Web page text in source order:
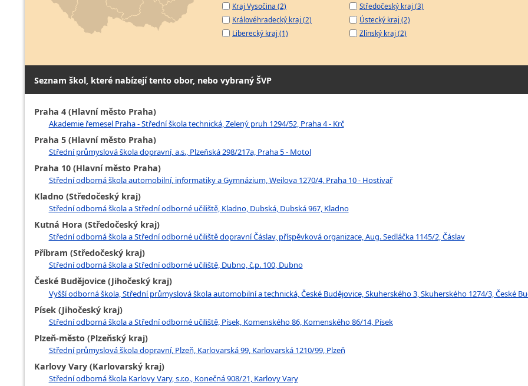
Kraj Vysočina (2)
Královéhradecký kraj (2)
Liberecký kraj (1)
Středočeský kraj (3)
Ústecký kraj (2)
Zlínský kraj (2)
Seznam škol, které nabízejí tento obor, nebo vybraný ŠVP
Praha 4 (Hlavní město Praha)
Akademie řemesel Praha - Střední škola technická, Zelený pruh 1294/52, Praha 4 - Krč
Praha 5 (Hlavní město Praha)
Střední průmyslová škola dopravní, a.s., Plzeňská 298/217a, Praha 5 - Motol
Praha 10 (Hlavní město Praha)
Střední odborná škola automobilní, informatiky a Gymnázium, Weilova 1270/4, Praha 10 - Hostivař
Kladno (Středočeský kraj)
Střední odborná škola a Střední odborné učiliště, Kladno, Dubská, Dubská 967, Kladno
Kutná Hora (Středočeský kraj)
Střední odborná škola a Střední odborné učiliště dopravní Čáslav, příspěvková organizace, Aug. Sedláčka 1145/2, Čáslav
Příbram (Středočeský kraj)
Střední odborná škola a Střední odborné učiliště, Dubno, č.p. 100, Dubno
České Budějovice (Jihočeský kraj)
Vyšší odborná škola, Střední průmyslová škola automobilní a technická, České Budějovice, Skuherského 3, Skuherského 1274/3, České
Písek (Jihočeský kraj)
Střední odborná škola a Střední odborné učiliště, Písek, Komenského 86, Komenského 86/14, Písek
Plzeň-město (Plzeňský kraj)
Střední průmyslová škola dopravní, Plzeň, Karlovarská 99, Karlovarská 1210/99, Plzeň
Karlovy Vary (Karlovarský kraj)
Střední odborná škola Karlovy Vary, s.r.o., Konečná 908/21, Karlovy Vary